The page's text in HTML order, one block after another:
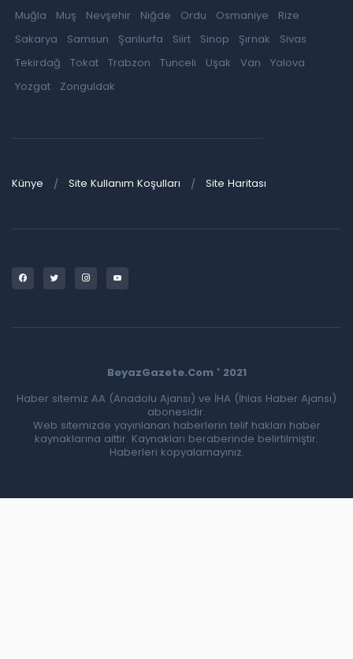
Muğla
Muş Nevşehir Niğde Ordu Osmaniye
Rize
Sakarya
Samsun Şanlıurfa Siirt Sinop Şırnak
Sivas
Tekirdağ
Tokat Trabzon Tunceli Uşak Van
Yalova
Yozgat
Zonguldak
Künye Site Kullanım Koşulları Site Haritası
BeyazGazete.Com ' 2021
Haber sitemiz AA (Anadolu Ajansı) ve İHA (İhlas Haber Ajansı)
abonesidir.
Web sitemizde yayınlanan haberlerin telif hakları haber
kaynaklarına aittir. Kaynakları beraberinde belirtilmiştir.
Haberleri kopyalamayınız.